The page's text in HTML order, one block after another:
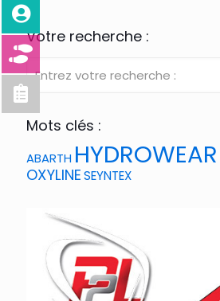
Votre recherche :
Mots clés :
ABARTH HYDROWEAR
OXYLINESEYNTEX